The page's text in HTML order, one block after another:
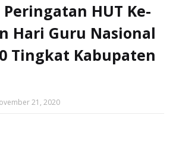
HUT Ke-
Hari Guru Nasional
Tingkat Kabupaten
21, 2020